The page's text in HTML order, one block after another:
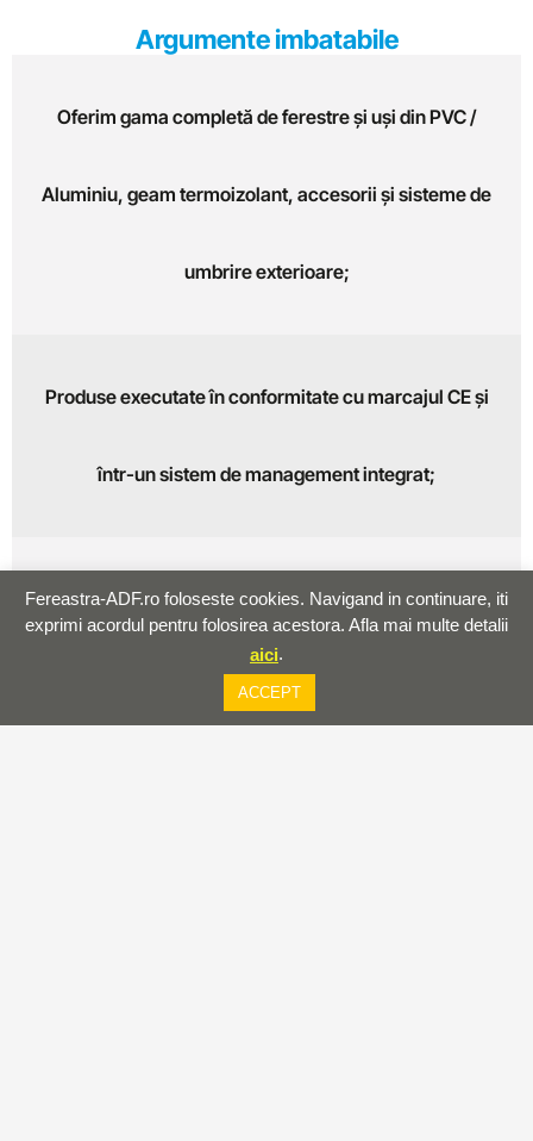
Argumente imbatabile
Oferim gama completă de ferestre și uși din PVC /
Aluminiu, geam termoizolant, accesorii și sisteme de
umbrire exterioare;
Produse executate în conformitate cu marcajul CE și
într-un sistem de management integrat;
Ne-am adaptat gama de produse cerințelor specifice
fiecărei piețe pe care activăm, atât intern cât și
Fereastra-ADF.ro foloseste cookies. Navigand in continuare, iti
exprimi acordul pentru folosirea acestora. Afla mai multe detalii
aici.
ACCEPT